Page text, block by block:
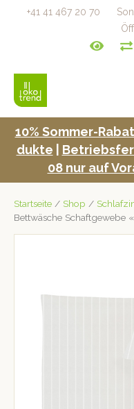
+41 41 467 20 70
10% Som­mer-
duk­te
08 nur auf
Startseite / Shop /
Bettwäsche Schaftgewebe